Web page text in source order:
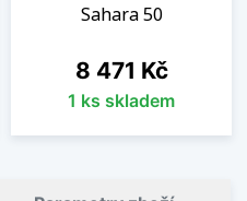
Sahara 50
Cena
8 471 Kč
1 ks skladem